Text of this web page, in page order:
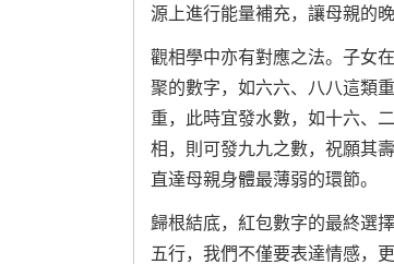
源上進行能量補充，讓母親的
觀相學中亦有對應之法。子女
聚的數字，如六六、八八這類
重，此時宜發水數，如十六、
相，則可發九九之數，祝願其
直達母親身體最薄弱的環節。
歸根結底，紅包數字的最終選
五行，我們不僅要表達情感，